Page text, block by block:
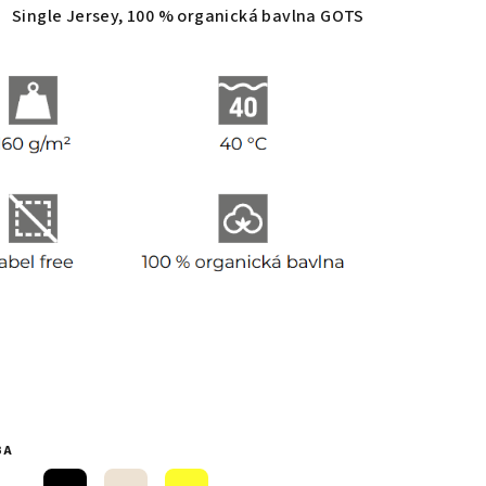
Single Jersey, 100 % organická bavlna GOTS